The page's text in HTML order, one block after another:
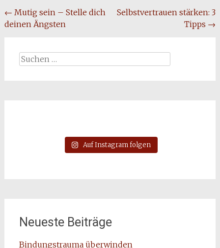
Beitragsnavigation
← Mutig sein – Stelle dich
deinen Ängsten
Selbstvertrauen stärken: 3
Tipps →
Suchen
Auf Instagram folgen
Neueste Beiträge
Bindungstrauma überwinden